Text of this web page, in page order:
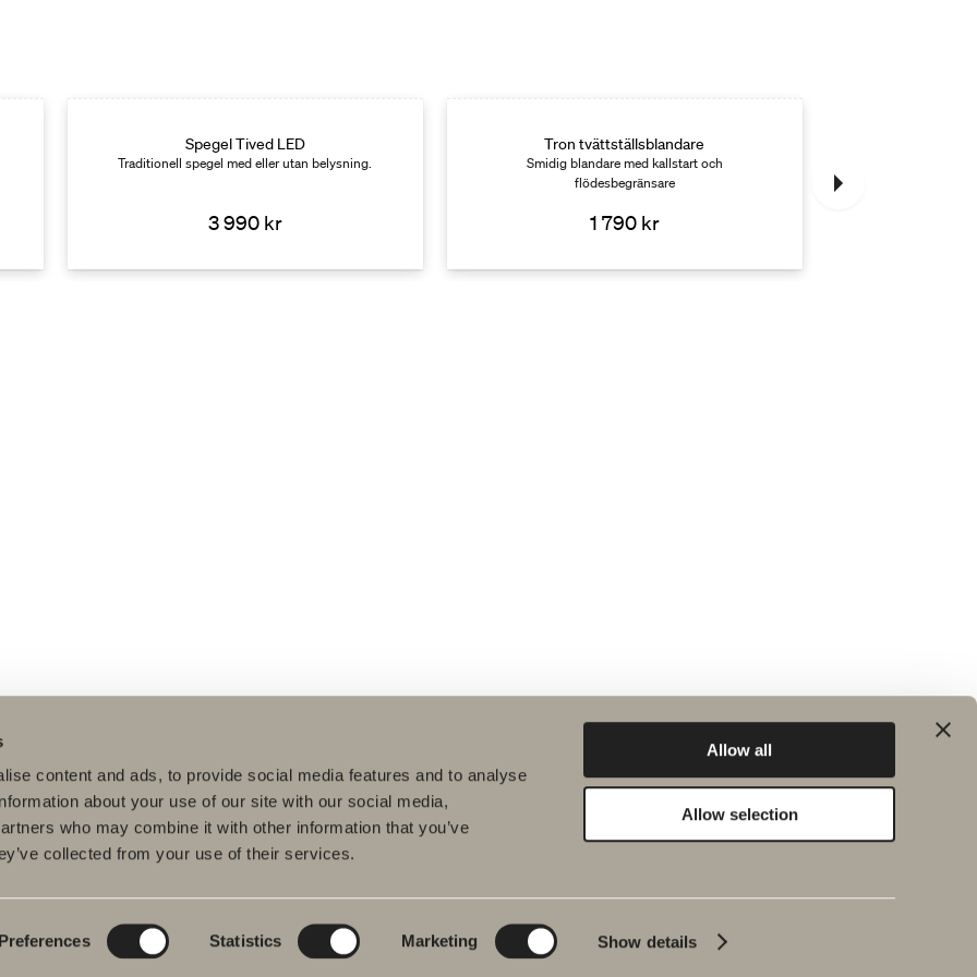
content and ads, to provide social media features and to analyse
about your use of our site with our social media,
who may combine it with other information that you’ve
collected from your use of their services.
Preferences Statistics Marketing Show details
Allow all
Allow selection
Spegel Tived LED
Traditionell spegel med eller utan belysning.
3 990 kr
Tron tvättställsblandare
Smidig blandare med kallstart och
flödesbegränsare
1 790 kr
Serier
Poem Soft
Nyheter till
badrummet
Möbelserier
Ritverktyg
Ditt badrum digitalt
Rita i 3D
Skapa badrummet
Planet
Product
People
Produktkatalog
Blyertssvart